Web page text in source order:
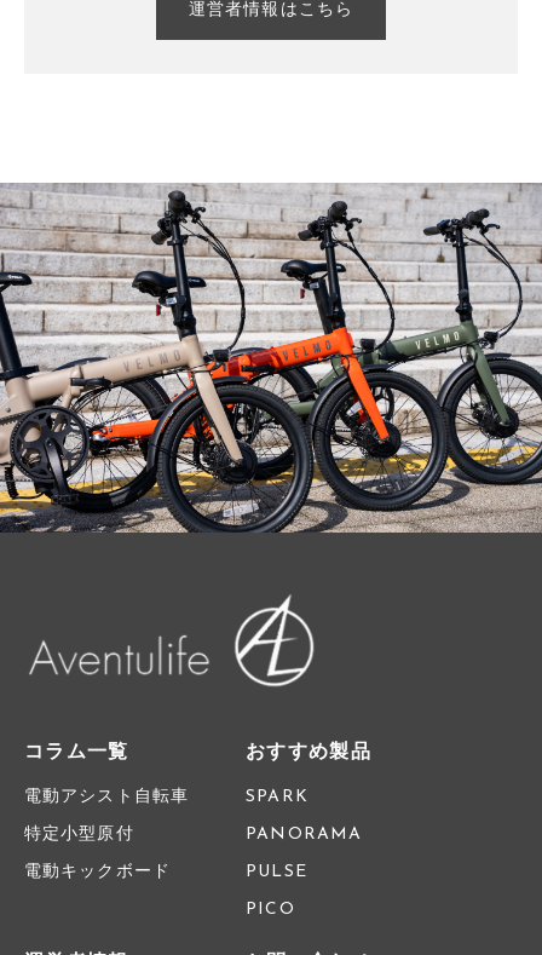
運営者情報はこちら
コラム一覧
電動アシスト自転車
特定小型原付
電動キックボード
おすすめ製品
SPARK
PANORAMA
PULSE
PICO